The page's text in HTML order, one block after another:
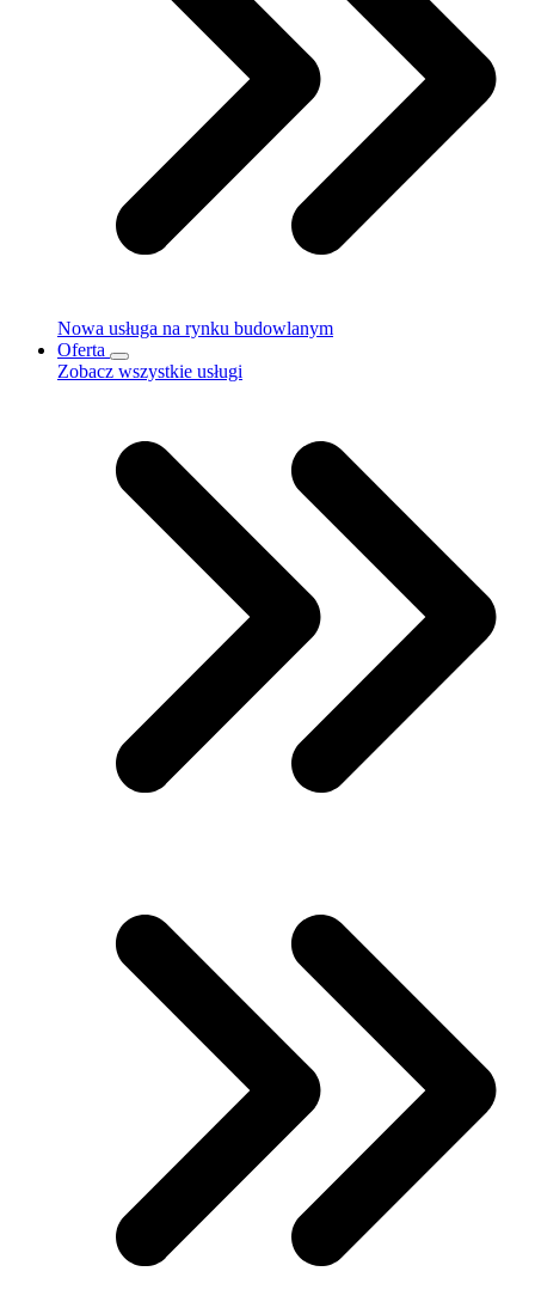
Nowa usługa na rynku budowlanym
Oferta
Zobacz wszystkie usługi